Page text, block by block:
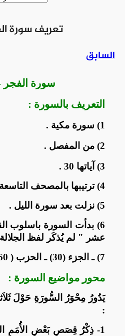
89 - تعريف سورة
السابق
سورة الفجر 89/114
التعريف بالسورة :
1) سورة مكية .
2) من المفصل .
3) آياتها 30 .
4) ترتيبها بالمصحف التاسعة والثمانون .
5) نزلت بعد سورة الليل .
6) بدأت السورة باسلوب
عشر " لم يُذكَر لفظ
7) ـ الجزء (30) ـ الحزب ( 60) ـ الربع ( 5) .
محور مواضيع السورة :
يَدُورُ مِحْوَرُ السُّورَةِ حَوْلَ
:
1- ذِكْرُ قِصَصِ بَعْضِ الأُمَمِ